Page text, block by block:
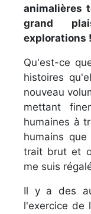
animalières
grand
explorations
Qu'est-ce
histoires
nouveau
mettant
humaines à
humains
trait brut et
me suis
Il y a des
l'exercice de